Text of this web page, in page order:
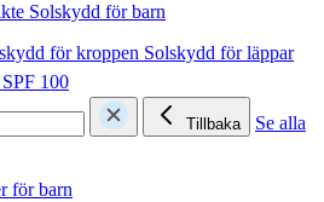
Solskydd för barn
för kroppen Solskydd för läppar
SPF 100
Tillbaka
Se alla
för barn